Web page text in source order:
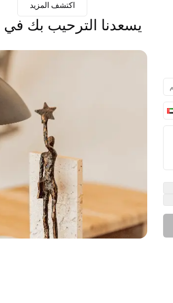
اكتشف المزيد
يسعدنا الترحيب بك